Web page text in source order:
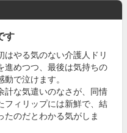
す
はやる気のない介護人ドリ
進めつつ、最後は気持ちの
で泣けます。
計な気遣いのなさが、同情
フィリップには新鮮で、結
たのだとわかる気がしま